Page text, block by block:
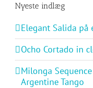
Nyeste indlæg
Elegant Salida
Ocho Cortado in
Milonga
Argentine Tango